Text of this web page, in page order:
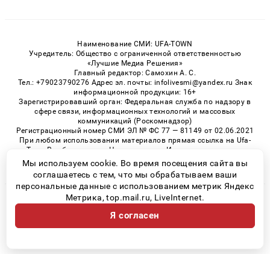
Наименование СМИ: UFA-TOWN
Учредитель: Общество с ограниченной ответственностью
«Лучшие Медиа Решения»
Главный редактор: Самохин А. С.
Тел.: +79023790276 Адрес эл. почты: infolivesmi@yandex.ru Знак
информационной продукции: 16+
Зарегистрировавший орган: Федеральная служба по надзору в
сфере связи, информационных технологий и массовых
коммуникаций (Роскомнадзор)
Регистрационный номер СМИ ЭЛ № ФС 77 — 81149 от 02.06.2021
При любом использовании материалов прямая ссылка на Ufa-
Town.Ru обязательна. Цитирование в Интернете возможно
только при наличии письменного разрешения.
© 2026 «Ufa-Town» | Все права защищены
Возрастная категория сайта 16+
Политика конфиденциальности
Мы используем cookie. Во время посещения сайта вы
соглашаетесь с тем, что мы обрабатываем ваши
персональные данные с использованием метрик Яндекс
Метрика, top.mail.ru, LiveInternet.
Я согласен